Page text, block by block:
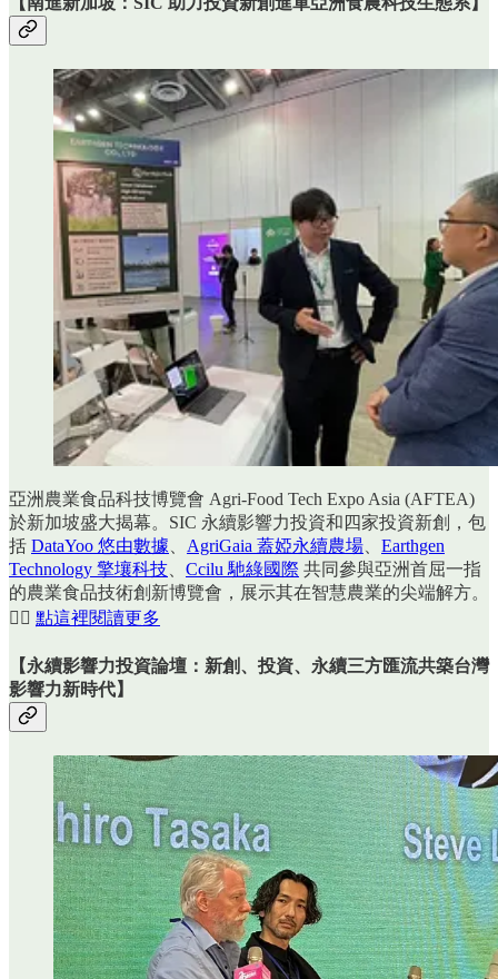
亞洲農業食品科技博覽會 Agri-Food Tech Expo Asia (AFTEA) ​
於新加坡盛大揭幕。SIC 永續影響力投資和四家投資新創，包
括 DataYoo 悠由數據、 AgriGaia 蓋婭永續農場、 Earthgen
Technology 擎壤科技、 Ccilu 馳綠國際 共同參與亞洲首屈一指
的農業食品技術創新博覽會，展示其在智慧農業的尖端解方。
👉🏻 點這裡閱讀更多
【永續影響力投資論壇：新創、投資、永續三方匯流共築台灣
影響力新時代】